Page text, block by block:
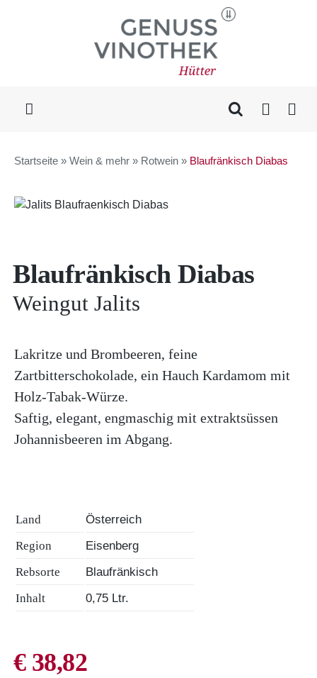
Toggle
KAFFEE
Startseite» Wein & mehr» Rotwein» Blaufränkisch Diabas
Blaufränkisch Diabas
Weingut Jalits
Lakritze und Brombeeren, feine
Zartbitterschokolade, ein Hauch Kardamom mit
Holz-Tabak-Würze.
Saftig, elegant, engmaschig mit extraktsüssen
Johannisbeeren im Abgang.
Land
Österreich
Region
Eisenberg
Rebsorte
Blaufränkisch
Inhalt
0,75 Ltr.
€38,82